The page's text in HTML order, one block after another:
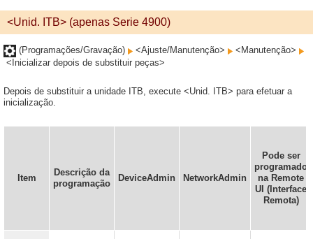
<Unid. ITB> (apenas Serie 4900)
(Programações/Gravação) <Ajuste/Manutenção>
<Manutenção>
<Inicializar depois de substituir peças>
Depois de substituir a unidade ITB, execute <Unid. ITB> para efetuar a
inicialização.
Item
Descrição da
programação
DeviceAdmin NetworkAdmin
Pode ser
programado
na Remote
UI (Interface
Remota)